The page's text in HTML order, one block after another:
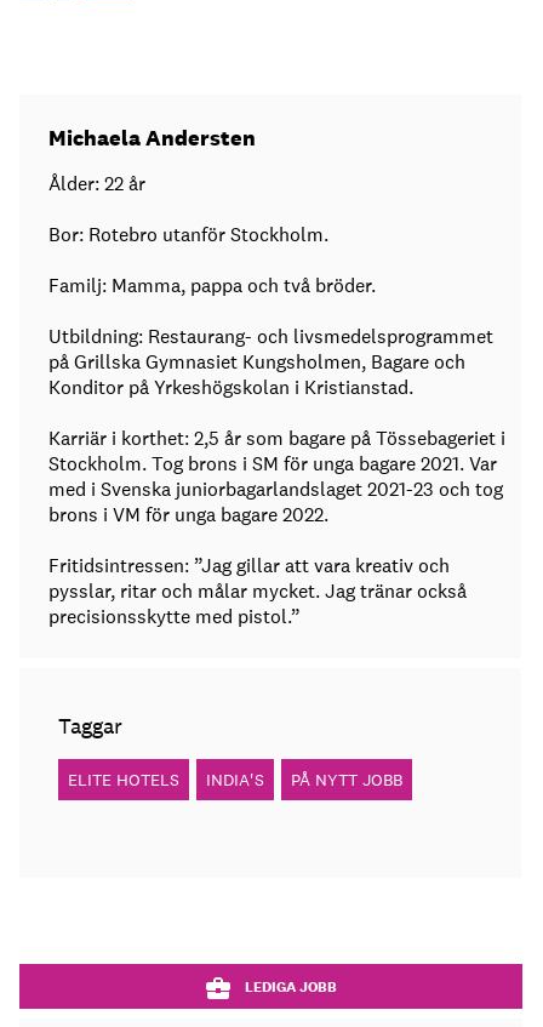
Michaela Andersten
Ålder: 22 år
Bor: Rotebro utanför Stockholm.
Familj: Mamma, pappa och två bröder.
Utbildning: Restaurang- och livsmedelsprogrammet
på Grillska Gymnasiet Kungsholmen, Bagare och
Konditor på Yrkeshögskolan i Kristianstad.
Karriär i korthet: 2,5 år som bagare på Tössebageriet i
Stockholm. Tog brons i SM för unga bagare 2021. Var
med i Svenska juniorbagarlandslaget 2021-23 och tog
brons i VM för unga bagare 2022.
Fritidsintressen: ”Jag gillar att vara kreativ och
pysslar, ritar och målar mycket. Jag tränar också
precisionsskytte med pistol.”
Taggar
ELITE HOTELS INDIA'S PÅ NYTT JOBB
LEDIGA JOBB